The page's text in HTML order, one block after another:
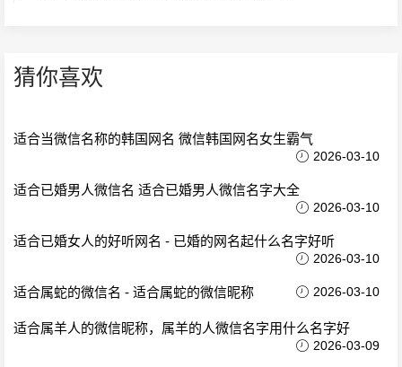
猜你喜欢
适合当微信名称的韩国网名 微信韩国网名女生霸气
2026-03-10
适合已婚男人微信名 适合已婚男人微信名字大全
2026-03-10
适合已婚女人的好听网名 - 已婚的网名起什么名字好听
2026-03-10
适合属蛇的微信名 - 适合属蛇的微信昵称 2026-03-10
适合属羊人的微信昵称，属羊的人微信名字用什么名字好
2026-03-09